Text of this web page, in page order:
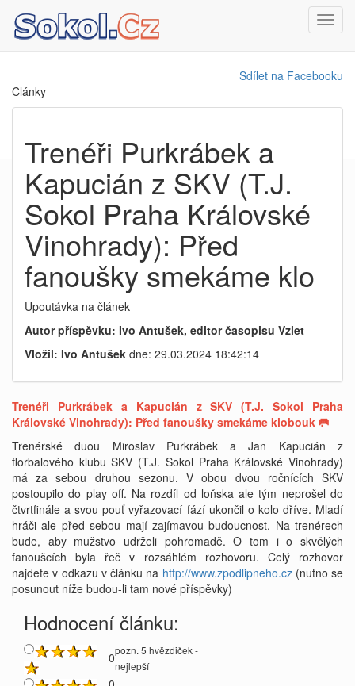
Sdílet na Facebooku
Články
Trenéři Purkrábek a
Kapucián z SKV (T.J.
Sokol Praha Královské
Vinohrady): Před
fanoušky smekáme klo
Upoutávka na článek
Autor příspěvku: Ivo Antušek, editor časopisu Vzlet
Vložil: Ivo Antušek dne: 29.03.2024 18:42:14
Trenéři Purkrábek a Kapucián z SKV (T.J. Sokol Praha
Královské Vinohrady): Před fanoušky smekáme klobouk 🥅
Trenérské duou Miroslav Purkrábek a Jan Kapucián z
florbalového klubu SKV (T.J. Sokol Praha Královské Vinohrady)
má za sebou druhou sezonu. V obou dvou ročnících SKV
postoupilo do play off. Na rozdíl od loňska ale tým neprošel do
čtvrtfinále a svou pouť vyřazovací fází ukončil o kolo dříve. Mladí
hráči ale před sebou mají zajímavou budoucnost. Na trenérech
bude, aby mužstvo udrželi pohromadě. O tom i o skvělých
fanoušcích byla řeč v rozsáhlém rozhovoru. Celý rozhovor
najdete v odkazu v článku na http://www.zpodlipneho.cz(nutno se
posunout níže budou-li tam nové příspěvky)
Hodnocení článku:
0pozn. 5 hvězdiček -
nejlepší